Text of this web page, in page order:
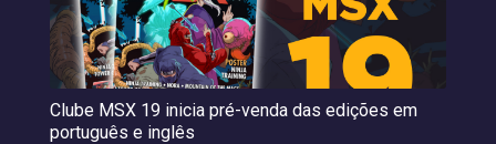
Clube MSX 19 inicia pré-venda das edições em
português e inglês